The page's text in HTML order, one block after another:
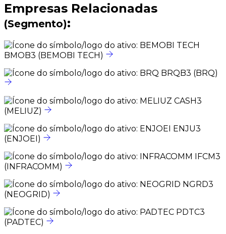
Empresas Relacionadas
(Segmento):
BMOB3 (BEMOBI TECH)
BRQB3 (BRQ)
CASH3
(MELIUZ)
ENJU3
(ENJOEI)
IFCM3
(INFRACOMM)
NGRD3
(NEOGRID)
PDTC3
(PADTEC)